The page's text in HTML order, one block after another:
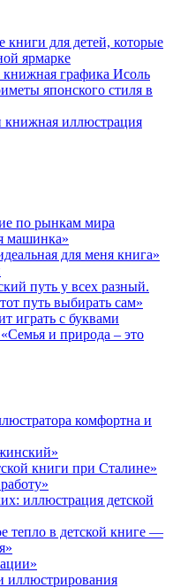
для детей, которые
ярмарке
графика Исоль
японского стиля в
иллюстрация
по рынкам мира
машинка»
для меня книга»
путь у всех разный.
путь выбирать сам»
играть с буквами
и природа – это
комфортна и
книги при Сталине»
иллюстрация детской
тепло в детской книге —